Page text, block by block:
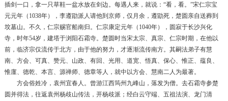
插剑一口，拿一只草鞋一盆水放在剑边。每遇人来，就说：“看，看。”宋仁宗宝
元元年（1038年），李遵勖派人请他到京师，仅月余，遵勖死，楚圆亲自送葬到
坟墓山。不久，仁宗赐官船南归。仁宗康定元年（1040年），圆寂于长沙兴化
寺，时年54岁，建塔于浏阳石霜寺。楚圆时当宋太宗、真宗、仁宗时期，在他以
前，临济宗仅流传于北方，由于他的努力，才逐渐流传南方。其嗣法弟子有慧
南、方会、可真、赞元、山政、有回、光用、道宽、悟真、保心、惟正、蕴良、
惟廑、德乾、本言、源禅师、德章等人，就中以方会、慧南二人为最著。
方会俗姓冷，袁州宜春人。曾游江西筠州九峰山，落发为僧。去石霜寺参楚
圆并得法，往返袁州杨歧山传法，开杨歧派；经白云守端、五祖法演、龙门清